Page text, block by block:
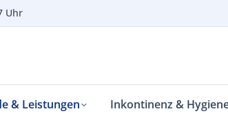
Uhr
& Leistungen Inkontinenz &